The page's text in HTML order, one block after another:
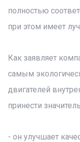
полностью
при этом имеет
Как заявляет
самым
двигателей
принести
- он улучшает